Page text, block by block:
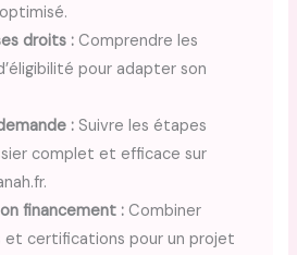
droits : Comprendre les
pour adapter son
: Suivre les étapes
complet et efficace sur
financement : Combiner
et certifications pour un projet